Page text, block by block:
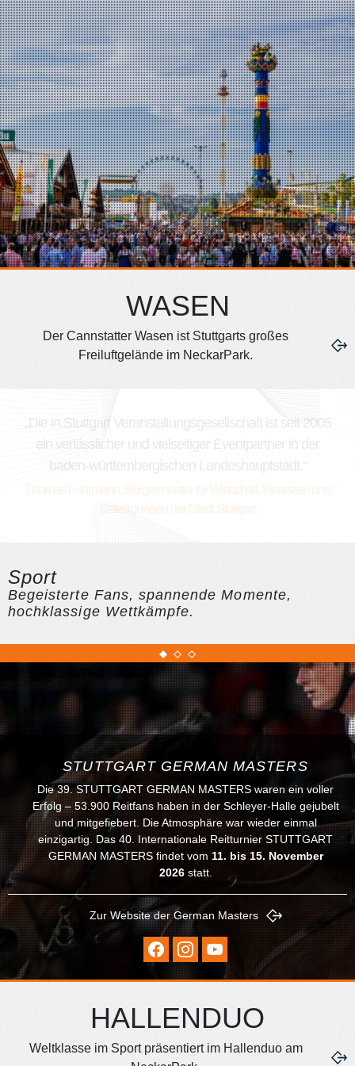
WASEN
Der Cannstatter Wasen ist Stuttgarts großes
Freiluftgelände im NeckarPark.
Die in.Stuttgart Veranstaltungsgesellschaft ist seit 2005
ein verlässlicher und vielseitiger Eventpartner in der
baden-württembergischen Landeshauptstadt.
Beteiligungen der Stadt Stuttgart
Sport
Begeisterte Fans, spannende Momente,
hochklassige Wettkämpfe.
STUTTGART GERMAN MASTERS
Die 39. STUTTGART GERMAN MASTERS waren ein voller
Erfolg – 53.900 Reitfans haben in der Schleyer-Halle gejubelt
und mitgefiebert. Die Atmosphäre war wieder einmal
einzigartig. Das 40. Internationale Reitturnier STUTTGART
GERMAN MASTERS findet vom 11. bis 15. November
2026statt.
Zur Website der German Masters
HALLENDUO
Weltklasse im Sport präsentiert im Hallenduo am